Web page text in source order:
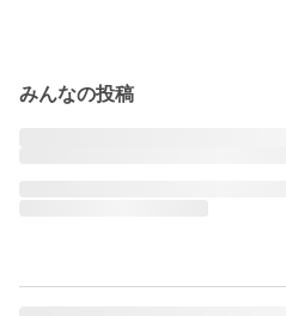
みんなの投稿